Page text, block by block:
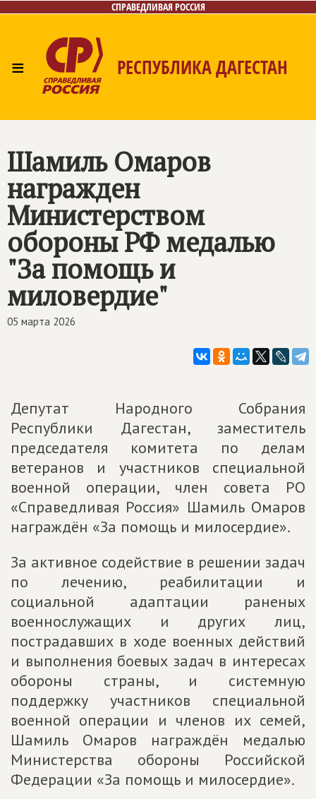
СПРАВЕДЛИВАЯ РОССИЯ
≡ РЕСПУБЛИКА ДАГЕСТАН
Шамиль Омаров
награжден
Министерством
обороны РФ медалью
"За помощь и
миловердие"
05 марта 2026
Депутат Народного Собрания
Республики Дагестан, заместитель
председателя комитета по делам
ветеранов и участников специальной
военной операции, член совета РО
«Справедливая Россия» Шамиль Омаров
награждён «За помощь и милосердие».
За активное содействие в решении задач
по лечению, реабилитации и
социальной адаптации раненых
военнослужащих и других лиц,
пострадавших в ходе военных действий
и выполнения боевых задач в интересах
обороны страны, и системную
поддержку участников специальной
военной операции и членов их семей,
Шамиль Омаров награждён медалью
Министерства обороны Российской
Федерации «За помощь и милосердие».